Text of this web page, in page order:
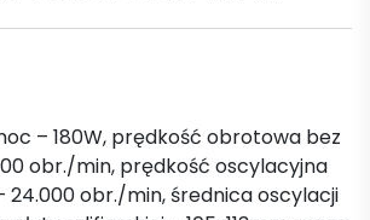
– 180W, prędkość obrotowa bez
obr./min, prędkość oscylacyjna
24.000 obr./min, średnica oscylacji